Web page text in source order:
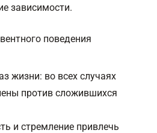
зависимости.
поведения
жизни: во всех случаях
против сложившихся
и стремление привлечь